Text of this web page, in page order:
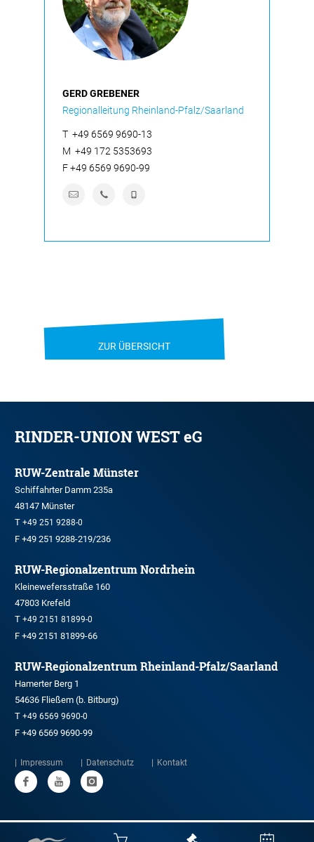
GERD GREBENER
Regionalleitung Rheinland-Pfalz/Saarland
T +49 6569 9690-13
M +49 172 5353693
F+49 6569 9690-99
ZUR ÜBERSICHT
RINDER-UNION WEST eG
RUW-Zentrale Münster
Schiffahrter Damm 235a
48147 Münster
T +49 251 9288-0
F +49 251 9288-219/236
RUW-Regionalzentrum Nordrhein
Kleinewefersstraße 160
47803 Krefeld
T +49 2151 81899-0
F +49 2151 81899-66
RUW-Regionalzentrum Rheinland-Pfalz/Saarland
Hamerter Berg 1
54636 Fließem (b. Bitburg)
T +49 6569 9690-0
F +49 6569 9690-99
Impressum Datenschutz Kontakt